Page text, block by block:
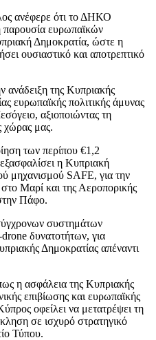
ανέφερε ότι το ΔΗΚΟ
παρουσία ευρωπαϊκών
Δημοκρατία, ώστε η
ουσιαστικό και αποτρεπτικό
ανάδειξη της Κυπριακής
ευρωπαϊκής πολιτικής άμυνας
αξιοποιώντας τη
χώρας μας.
των περίπου €1,2
η Κυπριακή
μηχανισμού SAFE, για την
Μαρί και της Αεροπορικής
Πάφο.
συστημάτων
δυνατοτήτων, για
Δημοκρατίας απέναντι
η ασφάλεια της Κυπριακής
επιβίωσης και ευρωπαϊκής
οφείλει να μετατρέψει τη
σε ισχυρό στρατηγικό
Τύπου.